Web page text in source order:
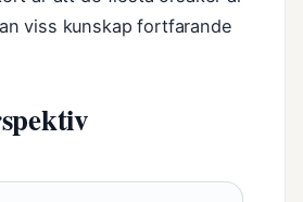
viss kunskap fortfarande